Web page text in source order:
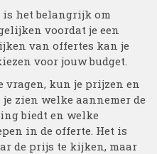
het belangrijk om
voordat je een
van offertes kan je
voor jouw budget.
vragen, kun je prijzen en
zien welke aannemer de
biedt en welke
in de offerte. Het is
de prijs te kijken, maar